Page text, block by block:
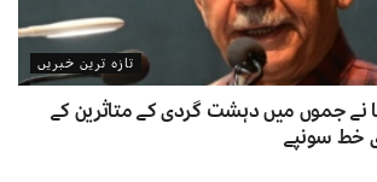
تازہ ترین خبریں
نے جموں میں دہشت گردی کے متاثرین کے
خط سونپے